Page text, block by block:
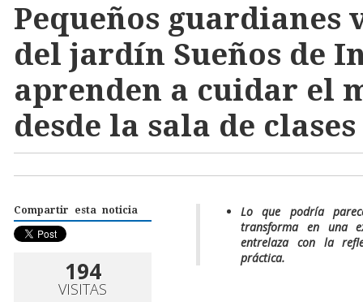
Pequeños guardianes
del jardín Sueños de
aprenden a cuidar el
desde la sala de clases
Compartir esta noticia
194
VISITAS
Lo que podría
transforma en una
entrelaza con la
práctica.